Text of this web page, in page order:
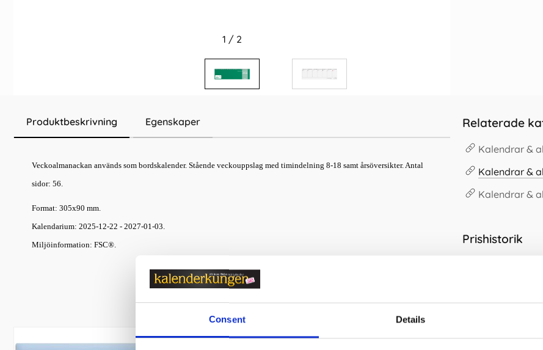
Consent Details
1 / 2
Produktbeskrivning Egenskaper
Veckoalmanackan används som bordskalender. Stående veckouppslag med timindelning 8-18 samt årsöversikter. Antal
sidor: 56.
Format: 305x90 mm.
Kalendarium: 2025-12-22 - 2027-01-03.
Miljöinformation: FSC®.
Relaterade
Kalendrar &
Kalendrar &
Kalendrar &
Prishistorik
Lägsta pris
Andra köpte även